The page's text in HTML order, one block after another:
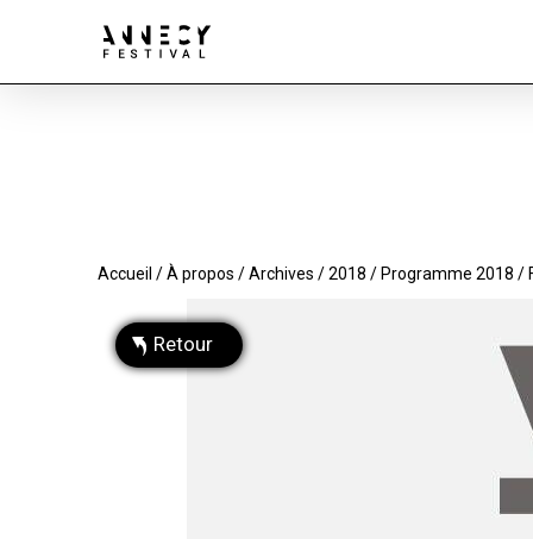
Accueil /À propos /Archives /2018 / Programme 2018 /
Retour